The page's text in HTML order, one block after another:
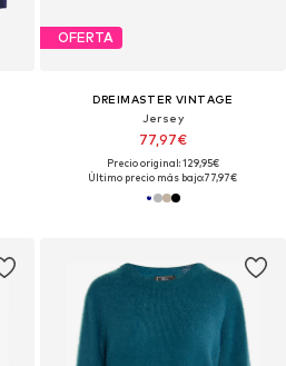
OFERTA
DREIMASTER VINTAGE
Jersey
77,97€
Precio original: 129,95€
Último precio más bajo:77,97€